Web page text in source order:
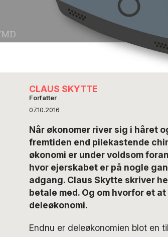
CLAUS SKYTTE
Forfatter
07.10.2016
Når økonomer river sig i håret
fremtiden end pilekastende
økonomi er under voldsom
hvor ejerskabet er på nogle
adgang. Claus Skytte skriver
betale med. Og om hvorfor et
deleøkonomi.
Endnu er deleøkonomien blot en